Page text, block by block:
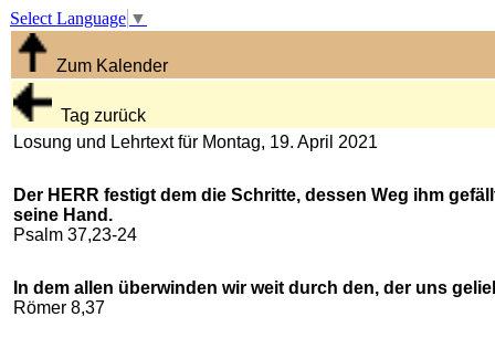
Select Language ▼
Zum Kalender
Tag zurück
Losung und Lehrtext für Montag, 19. April 2021
Der HERR festigt dem die Schritte, dessen Weg ihm
seine Hand.
Psalm 37,23-24
In dem allen überwinden wir weit durch den, der uns
Römer 8,37